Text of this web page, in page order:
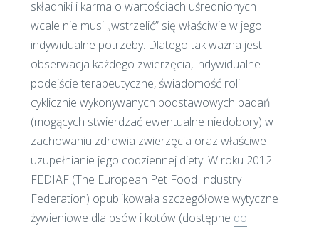
składniki i karma o wartościach uśrednionych
wcale nie musi „wstrzelić” się właściwie w jego
indywidualne potrzeby. Dlatego tak ważna jest
obserwacja każdego zwierzęcia, indywidualne
podejście terapeutyczne, świadomość roli
cyklicznie wykonywanych podstawowych badań
(mogących stwierdzać ewentualne niedobory) w
zachowaniu zdrowia zwierzęcia oraz właściwe
uzupełnianie jego codziennej diety. W roku 2012
FEDIAF (The European Pet Food Industry
Federation) opublikowała szczegółowe wytyczne
żywieniowe dla psów i kotów (dostępne do